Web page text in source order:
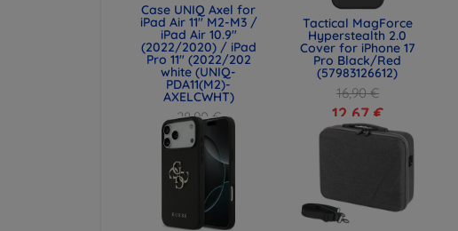
Case UNIQ Axel for
iPad Air 11" M2-M3 /
iPad Air 10.9"
(2022/2020) / iPad
Pro 11" (2022/202
white (UNIQ-
PDA11(M2)-
AXELCWHT)
28,90 €
21,68 €
Tactical MagForce
Hyperstealth 2.0
Cover for iPhone 17
Pro Black/Red
(57983126612)
16,90 €
12,67 €